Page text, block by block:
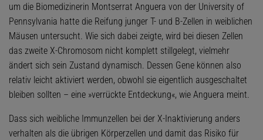
um die Biomedizinerin Montserrat Anguera von der University of
Pennsylvania hatte die Reifung junger T- und B-Zellen in weiblichen
Mäusen untersucht. Wie sich dabei zeigte, wird bei diesen Zellen
das zweite X-Chromosom nicht komplett stillgelegt, vielmehr
ändert sich sein Zustand dynamisch. Dessen Gene können also
relativ leicht aktiviert werden, obwohl sie eigentlich ausgeschaltet
bleiben sollten – eine »verrückte Entdeckung«, wie Anguera meint.
Dass sich weibliche Immunzellen bei der X-Inaktivierung anders
verhalten als die übrigen Körperzellen und damit das Risiko für